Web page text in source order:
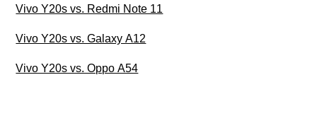
Vivo Y20s vs. Redmi Note 11
Vivo Y20s vs. Galaxy A12
Vivo Y20s vs. Oppo A54